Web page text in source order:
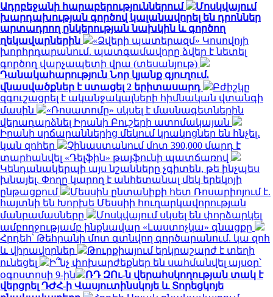
Ադրբեջանի հարաբերություններում
Մոսկվայում
խարդախության գործով կալանավորել են դրոններ
արտադրող ընկերության նախկին և գործող
ղեկավարներին
«Ձվերի պատերազմ» Կոսովոյի
խորհրդարանում. պատգամավորը ձվեր է նետել
գործող վարչապետի վրա (տեսանյութ)
Դանակահարություն Նոր կյանք գյուղում.
վնասվածքներ է ստացել 2 երիտասարդ
Բժիշկը
զգուշացրել է ականջակալների հիմնական վտանգի
մասին
«Ռոսատոմը» սկսել է մասնագետներին
վերադարձնել Իրանի Բուշերի ատոմակայան
Իրանի սրճարաններից մեկում կրակոցներ են հնչել․
կան զոհեր
Չինաստանում մոտ 390,000 մարդ է
տարհանվել «Դելֆին» թայֆունի պատճառով
Կենդանակերպի այս նշանները չգիտեն, թե ինչպես
խնայել. Փողը կարող է անհետանալ մեկ երեկոյի
ընթացքում
Մեսսին ընտանիքի հետ Ռոսարիոյում է.
հայտնի են Խորխե Մեսսիի հուղարկավորության
մանրամասները
Մոսկվայում սկսել են փորձարկել
ամբողջությամբ ինքնավար «Լաստոչկա» գնացքը
Հրդեհ՝ Թեհրանի մոտ գտնվող գործարանում. կա զոհ
և վիրավորներ
Թուրքիայում երկրաշարժ է տեղի
ունեցել
Ի՞նչ փոխարժեքներ են սահմանվել այսօր՝
օգոստոսի 9-ին
ՌԴ ԶՈւ-ն վերահսկողության տակ է
վերցրել ԴԺՀ-ի Վասյուտինսկոյե և Տորեցկոյե